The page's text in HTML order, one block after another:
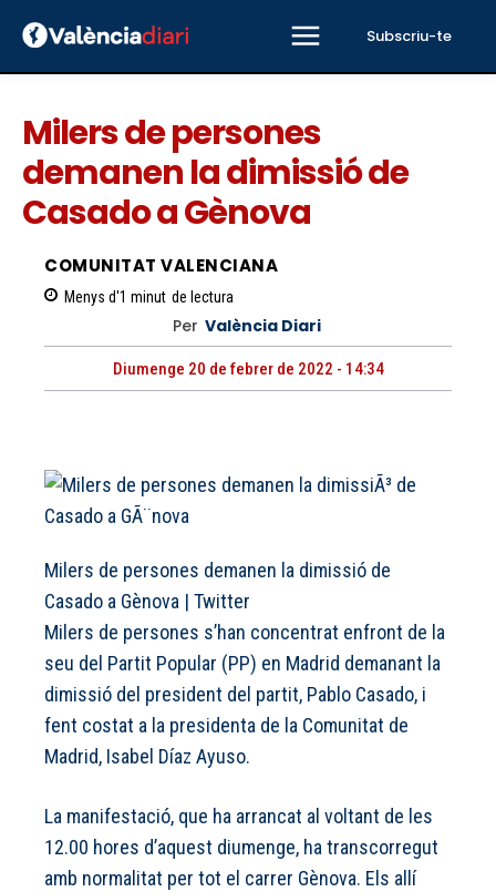
Subscriu-te
Milers de persones
demanen la dimissió de
Casado a Gènova
COMUNITAT VALENCIANA
Menys d'1 minut de lectura
Per València Diari
Diumenge 20 de febrer de 2022 - 14:34
Milers de persones demanen la dimissió de
Casado a Gènova | Twitter
Milers de persones s’han concentrat enfront de la
seu del Partit Popular (PP) en Madrid demanant la
dimissió del president del partit, Pablo Casado, i
fent costat a la presidenta de la Comunitat de
Madrid, Isabel Díaz Ayuso.
La manifestació, que ha arrancat al voltant de les
12.00 hores d’aquest diumenge, ha transcorregut
amb normalitat per tot el carrer Gènova. Els allí